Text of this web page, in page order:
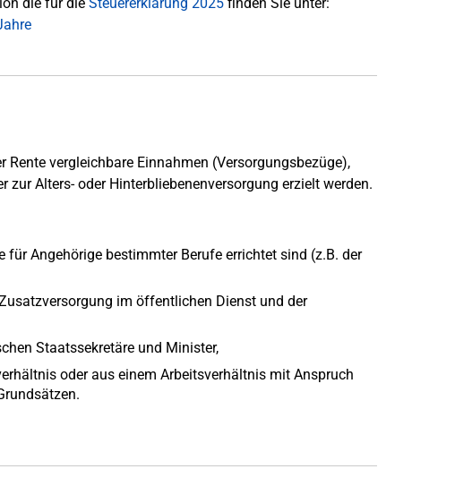
vergleichbare Einnahmen (Versorgungsbezüge),
Alters- oder Hinterbliebenenversorgung erzielt werden.
für Angehörige bestimmter Berufe errichtet sind (z.B. der
im öffentlichen Dienst und der
Staatssekretäre und Minister,
oder aus einem Arbeitsverhältnis mit Anspruch